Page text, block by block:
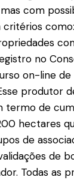
com
no
on-line
produtor
termo de
hectares
de
de
Todas as